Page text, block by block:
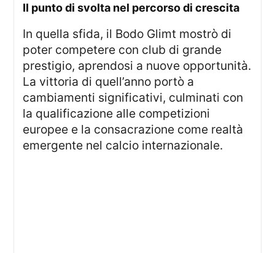
il punto di svolta nel percorso di crescita
In quella sfida, il Bodo Glimt mostrò di
poter competere con club di grande
prestigio, aprendosi a nuove opportunità.
La vittoria di quell’anno portò a
cambiamenti significativi, culminati con
la qualificazione alle competizioni
europee e la consacrazione come realtà
emergente nel calcio internazionale.